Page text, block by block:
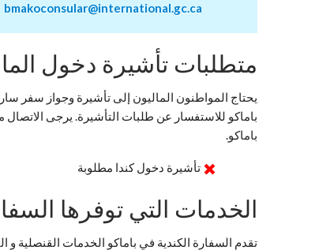
bmakoconsular@international.gc.ca
متطلبات تأشيرة دخول
يحتاج المواطنون الماليون إلى تأشيرة وجواز سفر
باماكو للاستفسار عن طلبات التأشيرة. يرجى الاتصال
باماكو.
تأشيرة دخول كندا مطلوبة
الخدمات التي توفرها
تقدم السفارة الكندية في باماكو الخدمات القنصلية و